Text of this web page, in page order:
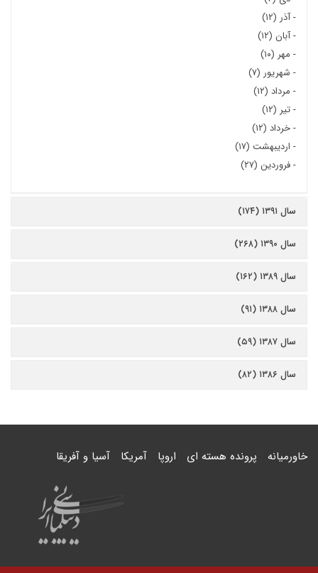
-آذر (۱۲)
-آبان (۱۲)
- مهر (۱۰)
- شهریور (۷)
- مرداد (۱۲)
-تیر (۱۲)
-خرداد (۱۲)
- اردیبهشت (۱۷)
-فروردین (۲۷)
سال ۱۳۹۱ (۱۷۴)
سال ۱۳۹۰ (۲۶۸)
سال ۱۳۸۹ (۱۶۲)
سال ۱۳۸۸ (۹۱)
سال ۱۳۸۷ (۵۹)
سال ۱۳۸۶ (۸۲)
خاورمیانه پرونده هسته ای اروپا آمریکا آسیا و آفریقا